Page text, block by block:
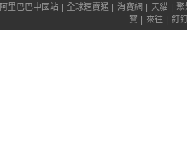
阿里巴巴中國站 全球速賣通 淘寶網 天貓
聚
寶
來往 釘